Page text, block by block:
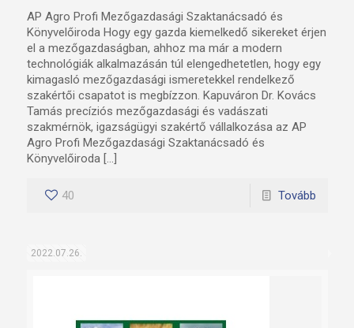
AP Agro Profi Mezőgazdasági Szaktanácsadó és
Könyvelőiroda Hogy egy gazda kiemelkedő sikereket érjen
el a mezőgazdaságban, ahhoz ma már a modern
technológiák alkalmazásán túl elengedhetetlen, hogy egy
kimagasló mezőgazdasági ismeretekkel rendelkező
szakértői csapatot is megbízzon. Kapuváron Dr. Kovács
Tamás precíziós mezőgazdasági és vadászati
szakmérnök, igazságügyi szakértő vállalkozása az AP
Agro Profi Mezőgazdasági Szaktanácsadó és
Könyvelőiroda […]
40 Tovább
2022.07.26.